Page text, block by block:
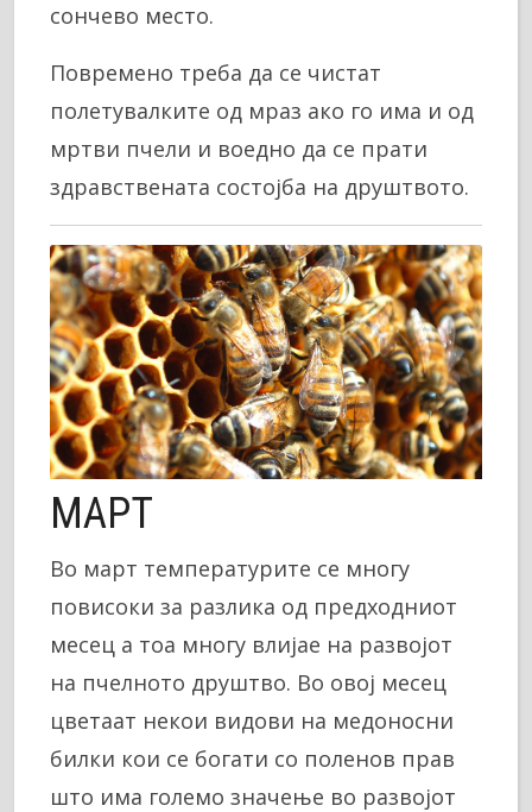
сончево место.
Повремено треба да се чистат
полетувалките од мраз ако го има и од
мртви пчели и воедно да се прати
здравствената состојба на друштвото.
МАРТ
Во март температурите се многу
повисоки за разлика од предходниот
месец а тоа многу влијае на развојот
на пчелното друштво. Во овој месец
цветаат некои видови на медоносни
билки кои се богати со поленов прав
што има големо значење во развојот